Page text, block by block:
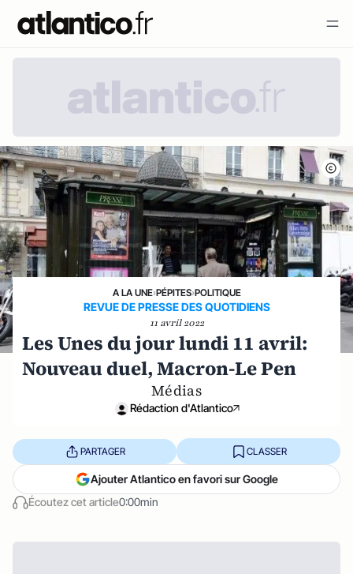
A LA UNE›PÉPITES›POLITIQUE
REVUE DE PRESSE DES QUOTIDIENS
11 avril 2022
Les Unes du jour lundi 11 avril:
Nouveau duel, Macron-Le Pen
Médias
Rédaction d'Atlantico
Écoutez cet article0:00min
PARTAGER CLASSER
Ajouter Atlantico en favori sur Google